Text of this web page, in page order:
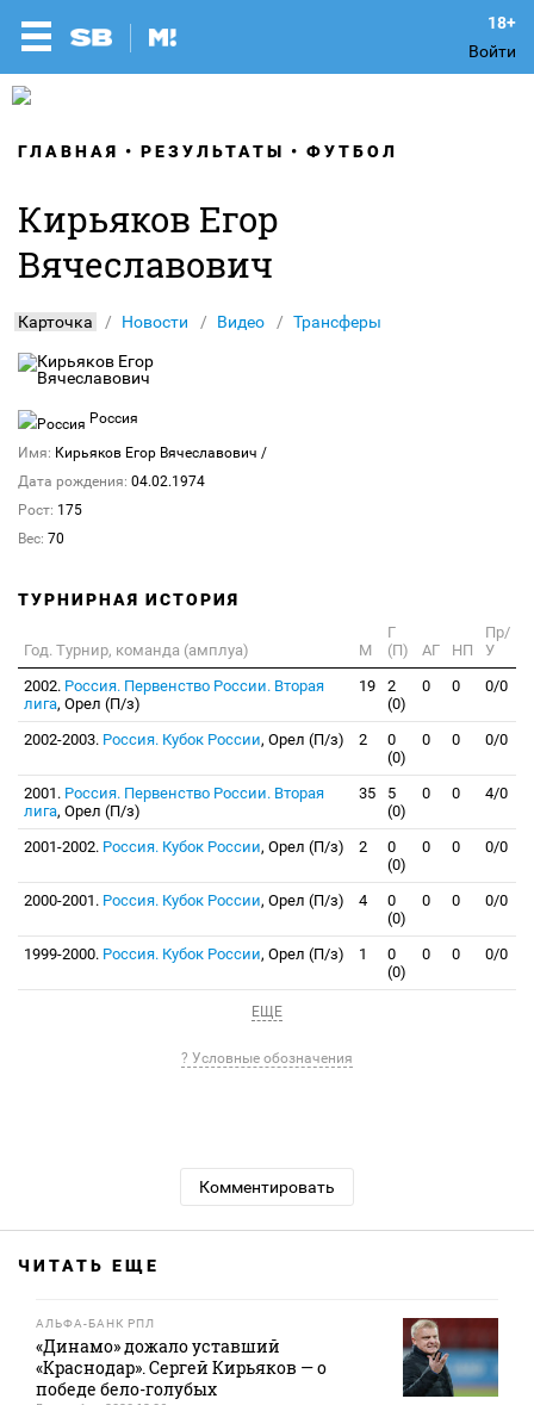
Войти
ГЛАВНАЯ РЕЗУЛЬТАТЫ ФУТБОЛ
Кирьяков Егор
Вячеславович
Карточка Новости Видео Трансферы
Россия
Имя: Кирьяков Егор Вячеславович /
Дата рождения: 04.02.1974
Рост: 175
Вес: 70
ТУРНИРНАЯ ИСТОРИЯ
Год. Турнир, команда (амплуа) М
Г
(П)
АГ НП
Пр/
У
2002. Россия. Первенство России. Вторая
лига, Орел (П/з)
19
2
(0)
0 0 0/0
2002-2003. Россия. Кубок России, Орел (П/з) 2
0
(0)
0 0 0/0
2001. Россия. Первенство России. Вторая
лига, Орел (П/з)
35
5
(0)
0 0 4/0
2001-2002. Россия. Кубок России, Орел (П/з) 2
0
(0)
0 0 0/0
2000-2001. Россия. Кубок России, Орел (П/з) 4
0
(0)
0 0 0/0
1999-2000. Россия. Кубок России, Орел (П/з) 1
0
(0)
0 0 0/0
ЕЩЕ
? Условные обозначения
Комментировать
ЧИТАТЬ ЕЩЕ
АЛЬФА-БАНК РПЛ
«Динамо» дожало уставший
«Краснодар». Сергей Кирьяков — о
победе бело-голубых